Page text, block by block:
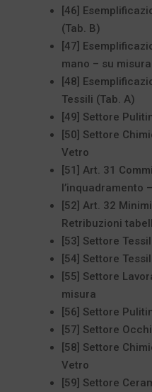
[46]
(Tab. B)
[47]
mano – su
[48]
Tessili (Tab. A)
[49] Settore
[50] Settore
Vetro
[51] Art. 31
l’inquadramento
[52] Art. 32
Retribuzioni
[53] Settore
[54] Settore
[55] Settore
misura
[56] Settore
[57] Settore
[58] Settore
Vetro
[59] Settore